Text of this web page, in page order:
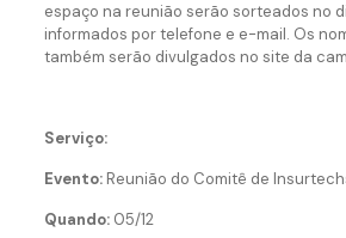
espaço na reunião serão sorteados no
informados por telefone e e-mail. Os
também serão divulgados no site da
Serviço:
Evento:Reunião do Comitê de
Quando:05/12